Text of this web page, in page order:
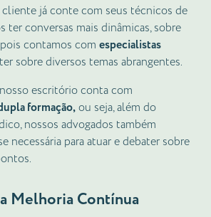
já conte com seus técnicos de
ter conversas mais dinâmicas, sobre
contamos com especialistas
sobre diversos temas abrangentes.
escritório conta com
formação,ou seja, além do
nossos advogados também
necessária para atuar e debater sobre
Melhoria Contínua